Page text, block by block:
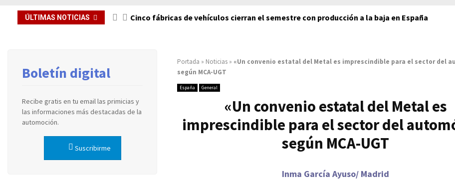
ÚLTIMAS NOTICIAS Cinco fábricas de vehículos cierran el semestre con producción a la baja en España
Portada » Noticias » «Un convenio estatal del Metal es imprescindible para el sector del
según MCA-UGT
España General
«Un convenio estatal del Metal es
imprescindible para el sector del
según MCA-UGT
Inma García Ayuso/ Madrid
Boletín digital
Recibe gratis en tu email las primicias y
las informaciones más destacadas de la
automoción.
Suscribirme